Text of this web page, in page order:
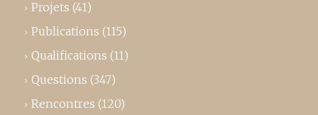
Projets (41)
Publications (115)
Qualifications (11)
Questions (347)
Rencontres (120)